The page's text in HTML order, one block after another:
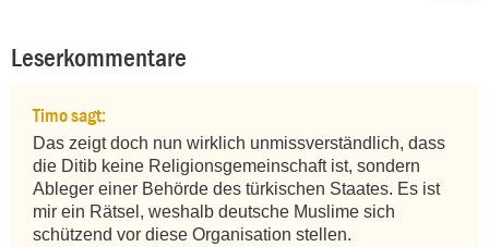
Leserkommentare
Timo sagt:
Das zeigt doch nun wirklich unmissverständlich, dass
die Ditib keine Religionsgemeinschaft ist, sondern
Ableger einer Behörde des türkischen Staates. Es ist
mir ein Rätsel, weshalb deutsche Muslime sich
schützend vor diese Organisation stellen.